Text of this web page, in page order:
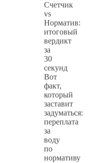
Счетчик
vs
Норматив:
итоговый
вердикт
за
30
секунд
Вот
факт,
который
заставит
задуматься:
переплата
за
воду
по
нормативу